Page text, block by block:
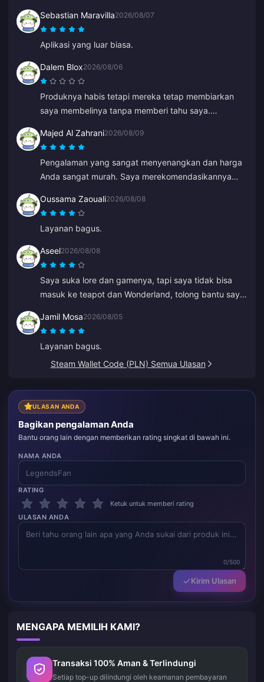
Sebastian Maravilla2026/08/07
Aplikasi yang luar biasa.
Dalem Blox2026/08/06
Produknya habis tetapi mereka tetap membiarkan
saya membelinya tanpa memberi tahu saya.
bahkan berhari-hari untuk pengembalian dana.
Majed Al Zahrani2026/08/09
Pengalaman yang sangat menyenangkan dan harga
Anda sangat murah. Saya merekomendasikannya
Oussama Zaouali2026/08/08
Layanan bagus.
Aseel2026/08/08
Saya suka lore dan gamenya, tapi saya tidak bisa
masuk ke teapot dan Wonderland, tolong bantu saya.
Jamil Mosa2026/08/05
Layanan bagus.
Steam Wallet Code (PLN) Semua Ulasan
ULASAN ANDA
Bagikan pengalaman Anda
Bantu orang lain dengan memberikan rating singkat di bawah ini.
NAMA ANDA
RATING
Ketuk untuk memberi rating
ULASAN ANDA
0/500
Kirim Ulasan
MENGAPA MEMILIH KAMI?
Transaksi 100% Aman & Terlindungi
Setiap top-up dilindungi oleh keamanan pembayaran